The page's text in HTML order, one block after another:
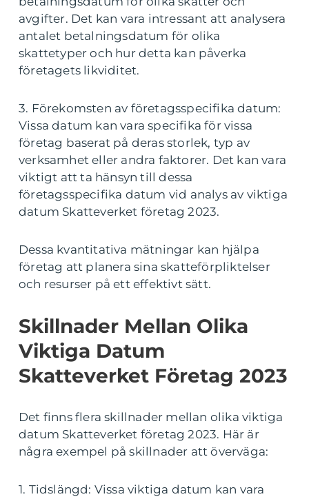
avgifter. Det kan vara intressant att analysera
antalet betalningsdatum för olika
skattetyper och hur detta kan påverka
företagets likviditet.
3. Förekomsten av företagsspecifika datum:
Vissa datum kan vara specifika för vissa
företag baserat på deras storlek, typ av
verksamhet eller andra faktorer. Det kan vara
viktigt att ta hänsyn till dessa
företagsspecifika datum vid analys av viktiga
datum Skatteverket företag 2023.
Dessa kvantitativa mätningar kan hjälpa
företag att planera sina skatteförpliktelser
och resurser på ett effektivt sätt.
Skillnader Mellan Olika
Viktiga Datum
Skatteverket Företag 2023
Det finns flera skillnader mellan olika viktiga
datum Skatteverket företag 2023. Här är
några exempel på skillnader att överväga:
1. Tidslängd: Vissa viktiga datum kan vara